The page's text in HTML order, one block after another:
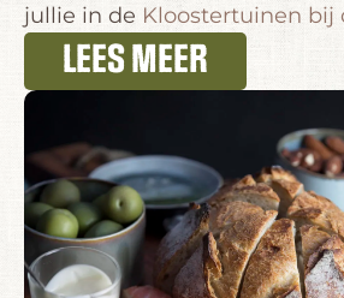
jullie in de Kloostertuinen bij
LEES MEER